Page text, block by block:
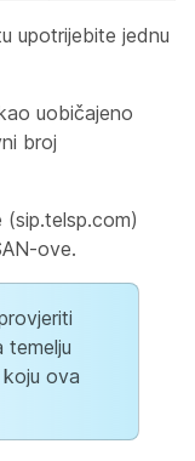
upotrijebite jednu
uobičajeno
broj
ove.
ova